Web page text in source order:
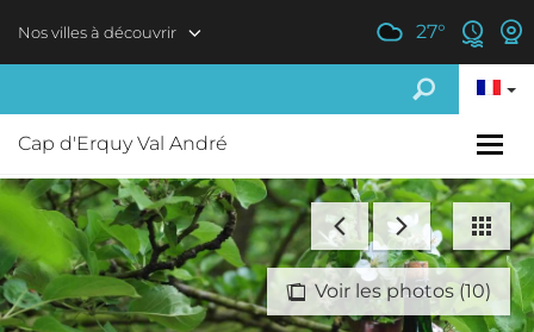
Nos villes à découvrir 27°
Cap d'Erquy Val André
Voir les photos (10)